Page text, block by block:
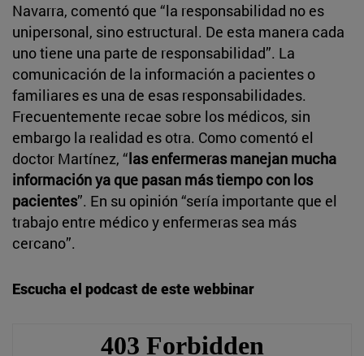
Navarra, comentó que “la responsabilidad no es
unipersonal, sino estructural. De esta manera cada
uno tiene una parte de responsabilidad”. La
comunicación de la información a pacientes o
familiares es una de esas responsabilidades.
Frecuentemente recae sobre los médicos, sin
embargo la realidad es otra. Como comentó el
doctor Martínez, “las enfermeras manejan mucha
información ya que pasan más tiempo con los
pacientes”. En su opinión “sería importante que el
trabajo entre médico y enfermeras sea más
cercano”.
Escucha el podcast de este webbinar